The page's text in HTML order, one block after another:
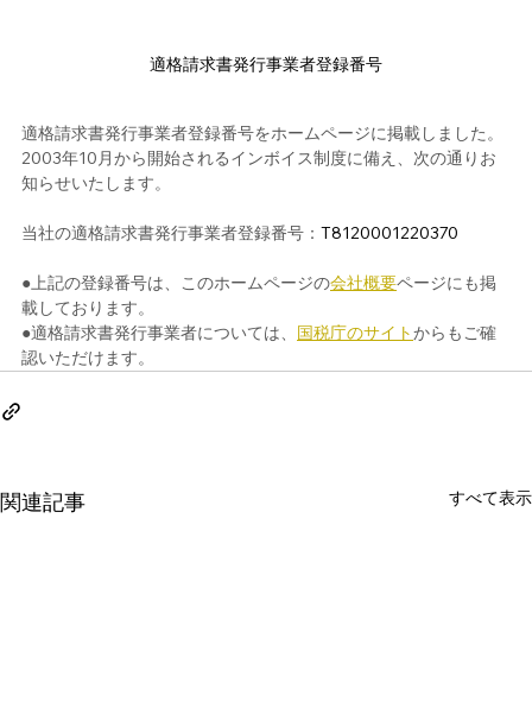
適格請求書発行事業者登録番号
適格請求書発行事業者登録番号をホームページに掲載しました。
2003年10月から開始されるインボイス制度に備え、次の通りお
知らせいたします。
当社の適格請求書発行事業者登録番号： T8120001220370
●上記の登録番号は、このホームページの会社概要ページにも掲
載しております。
●適格請求書発行事業者については、 国税庁のサイトからもご確
認いただけます。
関連記事 すべて表示